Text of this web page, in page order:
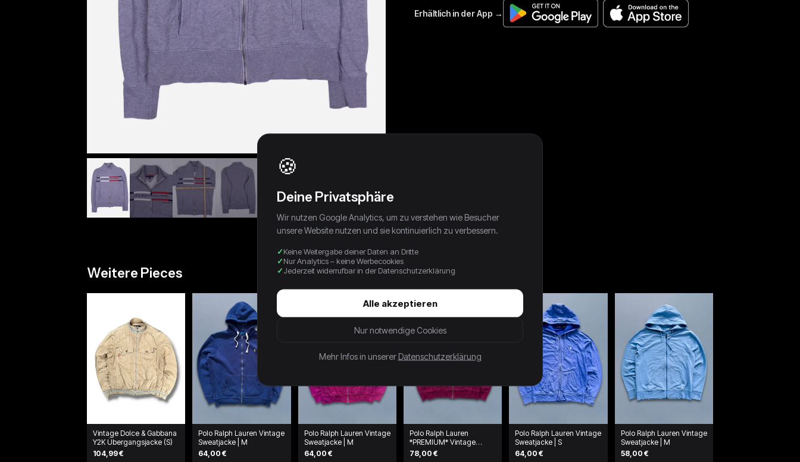
Weitere Pieces
Vintage Dolce & Gabbana
Y2K Übergangsjacke (S)
104,99 €
Polo Ralph Lauren Vintage
Sweatjacke | M
64,00 €
Polo Ralph Lauren Vintage
Sweatjacke | M
64,00 €
Polo Ralph Lauren
*PREMIUM* Vintage
Sweatjacke | M
78,00 €
Polo Ralph Lauren Vintage
Sweatjacke | S
64,00 €
Polo Ralph Lauren Vintage
Sweatjacke | M
58,00 €
🍪
Deine Privatsphäre
Wir nutzen Google Analytics, um zu verstehen wie Besucher
unsere Website nutzen und sie kontinuierlich zu verbessern.
Keine Weitergabe deiner Daten an Dritte
Nur Analytics – keine Werbecookies
Jederzeit widerrufbar in der Datenschutzerklärung
Alle akzeptieren
Nur notwendige Cookies
Mehr Infos in unserer Datenschutzerklärung